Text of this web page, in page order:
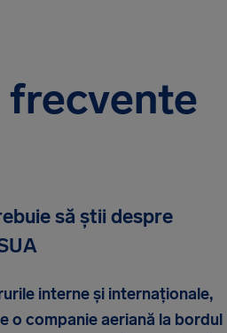
să știi despre
interne și internaționale,
o companie aeriană la bordul